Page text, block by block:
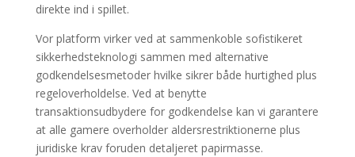
direkte ind i spillet.
Vor platform virker ved at sammenkoble sofistikeret
sikkerhedsteknologi sammen med alternative
godkendelsesmetoder hvilke sikrer både hurtighed plus
regeloverholdelse. Ved at benytte
transaktionsudbydere for godkendelse kan vi garantere
at alle gamere overholder aldersrestriktionerne plus
juridiske krav foruden detaljeret papirmasse.